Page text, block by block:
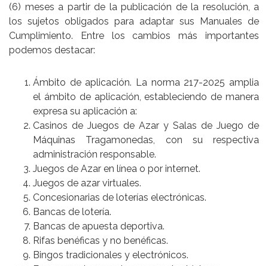
(6) meses a partir de la publicación de la resolución, a
los sujetos obligados para adaptar sus Manuales de
Cumplimiento. Entre los cambios más importantes
podemos destacar:
Ámbito de aplicación. La norma 217-2025 amplia
el ámbito de aplicación, estableciendo de manera
expresa su aplicación a:
Casinos de Juegos de Azar y Salas de Juego de
Máquinas Tragamonedas, con su respectiva
administración responsable.
Juegos de Azar en línea o por internet.
Juegos de azar virtuales.
Concesionarias de loterías electrónicas.
Bancas de lotería.
Bancas de apuesta deportiva.
Rifas benéficas y no benéficas.
Bingos tradicionales y electrónicos.